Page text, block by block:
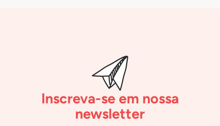
Inscreva-se em nossa
newsletter